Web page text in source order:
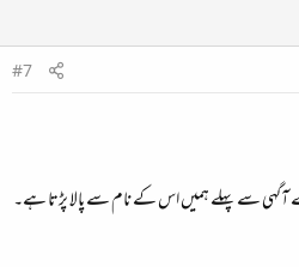
#7
آگہی سے پہلے ہمیں اس کے نام سے پالا پڑتا ہے۔